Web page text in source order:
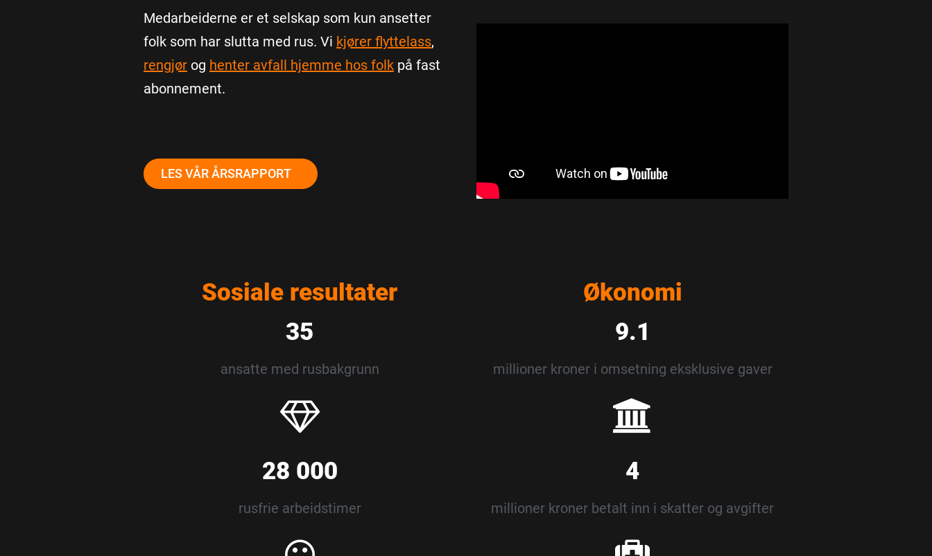
Medarbeiderne er et selskap som kun ansetter
folk som har slutta med rus. Vi kjører flyttelass,
rengjør og henter avfall hjemme hos folk på fast
abonnement.
LES VÅR ÅRSRAPPORT
Sosiale resultater
35
ansatte med rusbakgrunn
28 000
rusfrie arbeidstimer
Økonomi
9.1
millioner kroner i omsetning eksklusive gaver
4
millioner kroner betalt inn i skatter og avgifter